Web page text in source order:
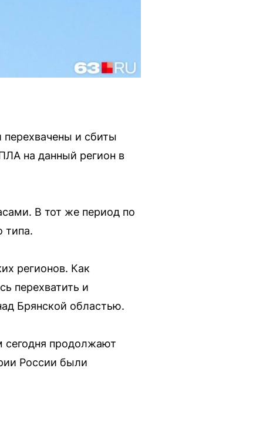
и сбиты
на данный регион в
В тот же период по
типа.
регионов. Как
перехватить и
Брянской областью.
сегодня продолжают
России были